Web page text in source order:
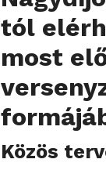
tól
most
Közös